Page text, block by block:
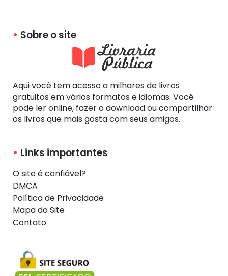
Sobre o site
Aqui você tem acesso a milhares de livros
gratuitos em vários formatos e idiomas. Você
pode ler online, fazer o download ou compartilhar
os livros que mais gosta com seus amigos.
Links importantes
O site é confiável?
DMCA
Política de Privacidade
Mapa do Site
Contato